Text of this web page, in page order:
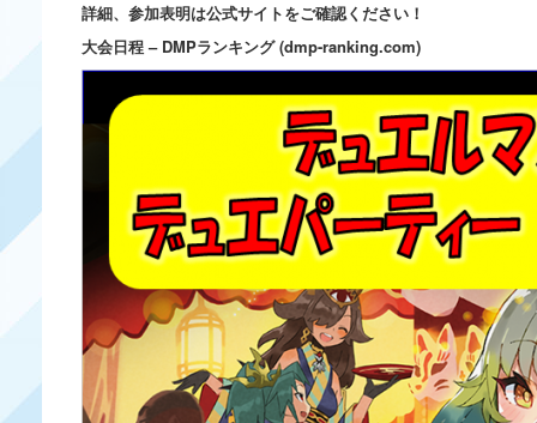
詳細、参加表明は公式サイトをご確認ください！
大会日程 – DMPランキング (dmp-ranking.com)